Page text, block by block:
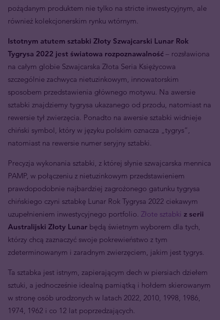
pożądanym produktem nie tylko na stricte inwestycyjnym, ale
również kolekcjonerskim rynku wtórnym.
Istotnym atutem sztabki Złoty Szwajcarski Lunar Rok
Tygrysa 2022 jest światowa rozpoznawalność – rozsławiona
na całym globie Szwajcarska Złota Seria Księżycowa
szczególnie zachwyca nietuzinkowym, innowatorskim
sposobem przedstawienia głównego motywu. Na awersie
sztabki znajdziemy tygrysa ukazanego od przodu, natomiast na
rewersie tył zwierzęcia. Ponadto na awersie sztabki widnieje
chiński symbol, który w języku polskim oznacza „tygrys”,
natomiast na rewersie numer seryjny sztabki.
Precyzja wykonania sztabki, z której słynie szwajcarska mennica
PAMP, w połączeniu z nietuzinkowym przedstawieniem
prawdopodobnie najbardziej zagrożonego gatunku tygrysa
chińskiego czyni sztabkę Lunar Rok Tygrysa 2022 ciekawym
uzupełnieniem inwestycyjnego portfolio. Złote sztabki z serii
Australijski Złoty Lunar będą świetnym wyborem dla tych,
którzy chcą zaznaczyć swoje pokrewieństwo z tym
zdeterminowanym i zaradnym zwierzęciem, jakim jest tygrys.
Ta sztabka jest istnym, zapierającym dech w piersiach dziełem
sztuki, a jednocześnie idealną pamiątką i hołdem skierowanym
w stronę osób urodzonych w latach 2022, 2010, 1998, 1986,
1974, 1962 i co 12 lat poprzedzających.